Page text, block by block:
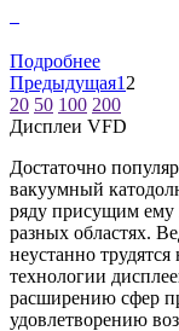
Подробнее
Предыдущая1 2
20 50 100 200
Дисплеи VFD
Достаточно
вакуумный
ряду присущим ему
разных областях.
неустанно
технологии
расширению сфер
удовлетворению